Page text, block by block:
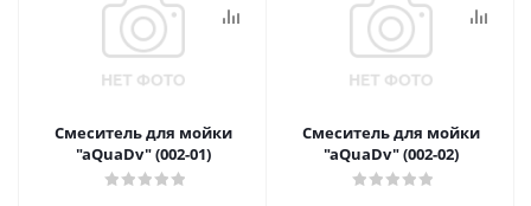
Смеситель для мойки
"aQuaDv" (002-01)
Смеситель для мойки
"aQuaDv" (002-02)